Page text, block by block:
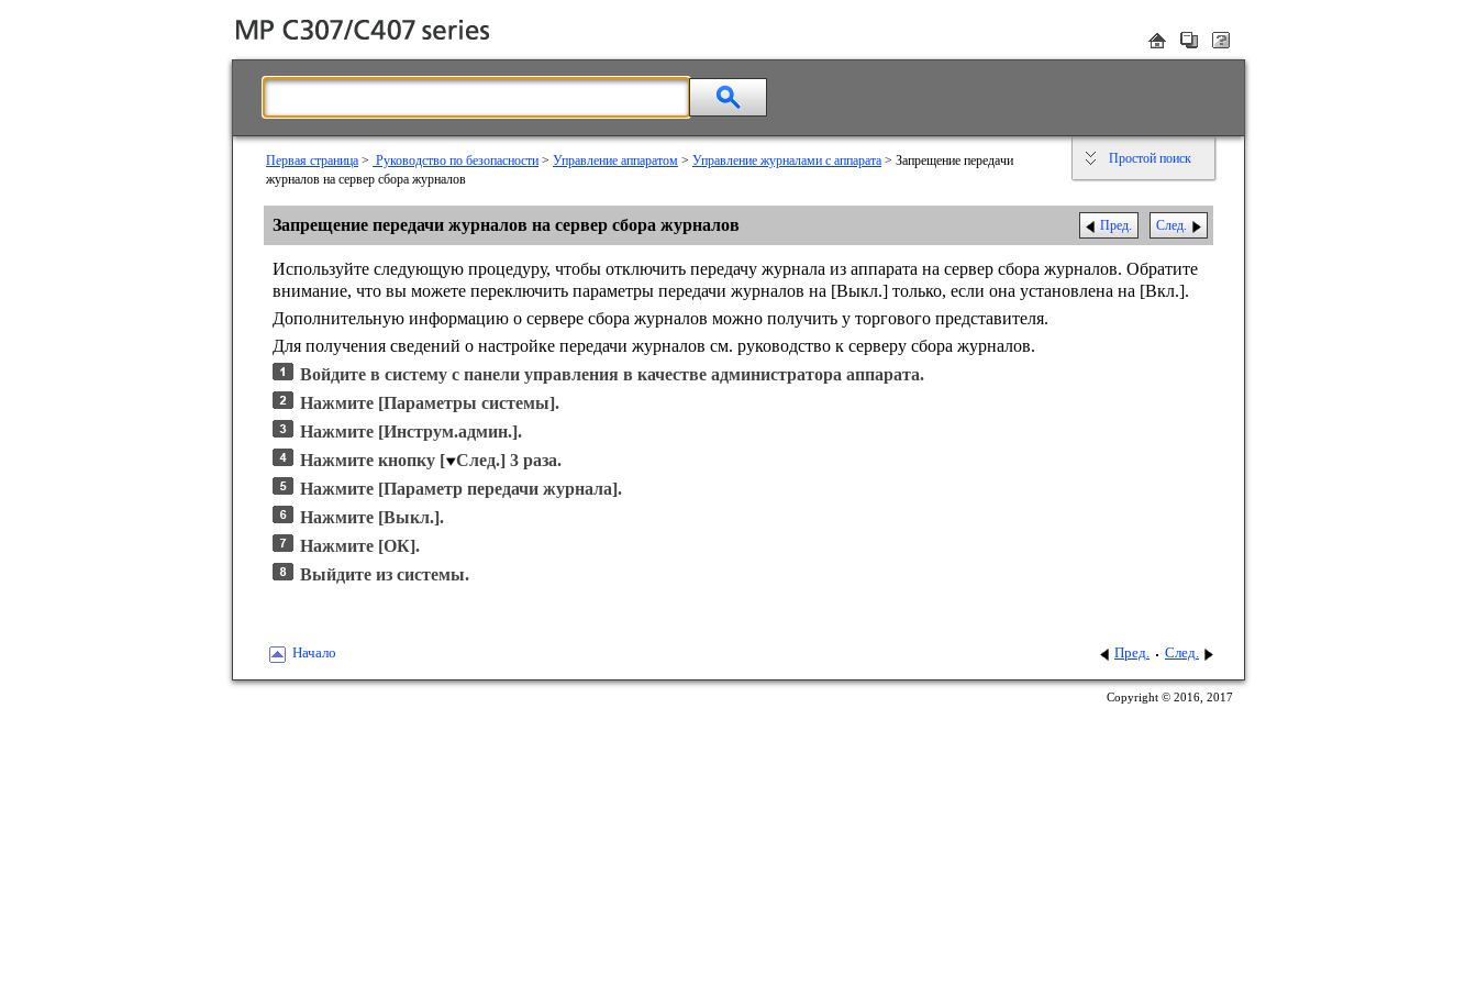
Первая страница > Руководство по безопасности > Управление аппаратом > Управление журналами с аппарата > Запрещение передачи
журналов на сервер сбора журналов
Запрещение передачи журналов на сервер сбора журналов Пред. След.
Используйте следующую процедуру, чтобы отключить передачу журнала из аппарата на сервер сбора журналов. Обратите
внимание, что вы можете переключить параметры передачи журналов на [Выкл.] только, если она установлена на [Вкл.].
Дополнительную информацию о сервере сбора журналов можно получить у торгового представителя.
Для получения сведений о настройке передачи журналов см. руководство к серверу сбора журналов.
Войдите в систему с панели управления в качестве администратора аппарата.
Нажмите [Параметры системы].
Нажмите [Инструм.админ.].
Нажмите кнопку [ След.] 3 раза.
Нажмите [Параметр передачи журнала].
Нажмите [Выкл.].
Нажмите [ОК].
Выйдите из системы.
Начало Пред. След.
Copyright © 2016, 2017
Простой поиск